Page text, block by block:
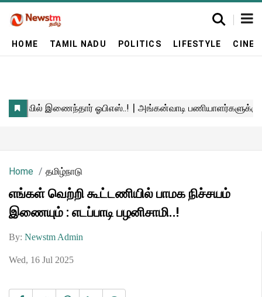
HOME TAMIL NADU POLITICS LIFESTYLE
Home தமிழ்நாடு
எங்கள் வெற்றி கூட்டணியில் பாமக நிச்சயம்
இணையும் : எடப்பாடி பழனிசாமி..!
By: Newstm Admin
Wed, 16 Jul 2025